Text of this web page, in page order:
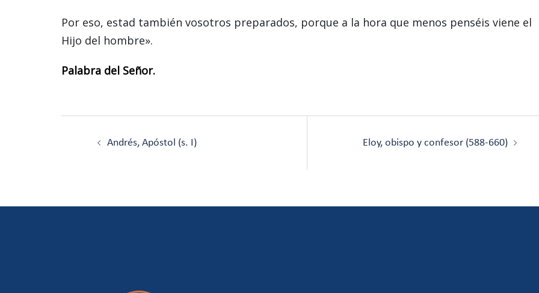
Por eso, estad también vosotros preparados, porque a la hora que menos penséis viene el
Hijo del hombre».
Palabra del Señor.
Andrés, Apóstol (s. I) Eloy, obispo y confesor (588-660)